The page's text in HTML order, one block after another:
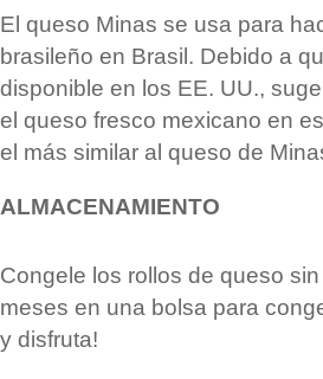
El queso Minas se usa para
brasileño en Brasil. Debido a
disponible en los EE. UU.,
el queso fresco mexicano en
el más similar al queso de
ALMACENAMIENTO
Congele los rollos de queso
meses en una bolsa para
y disfruta!